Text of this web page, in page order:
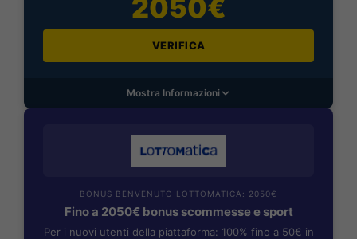
2050€
VERIFICA
Mostra Informazioni
BONUS BENVENUTO LOTTOMATICA: 2050€
Fino a 2050€ bonus scommesse e sport
Per i nuovi utenti della piattaforma: 100% fino a 50€ in